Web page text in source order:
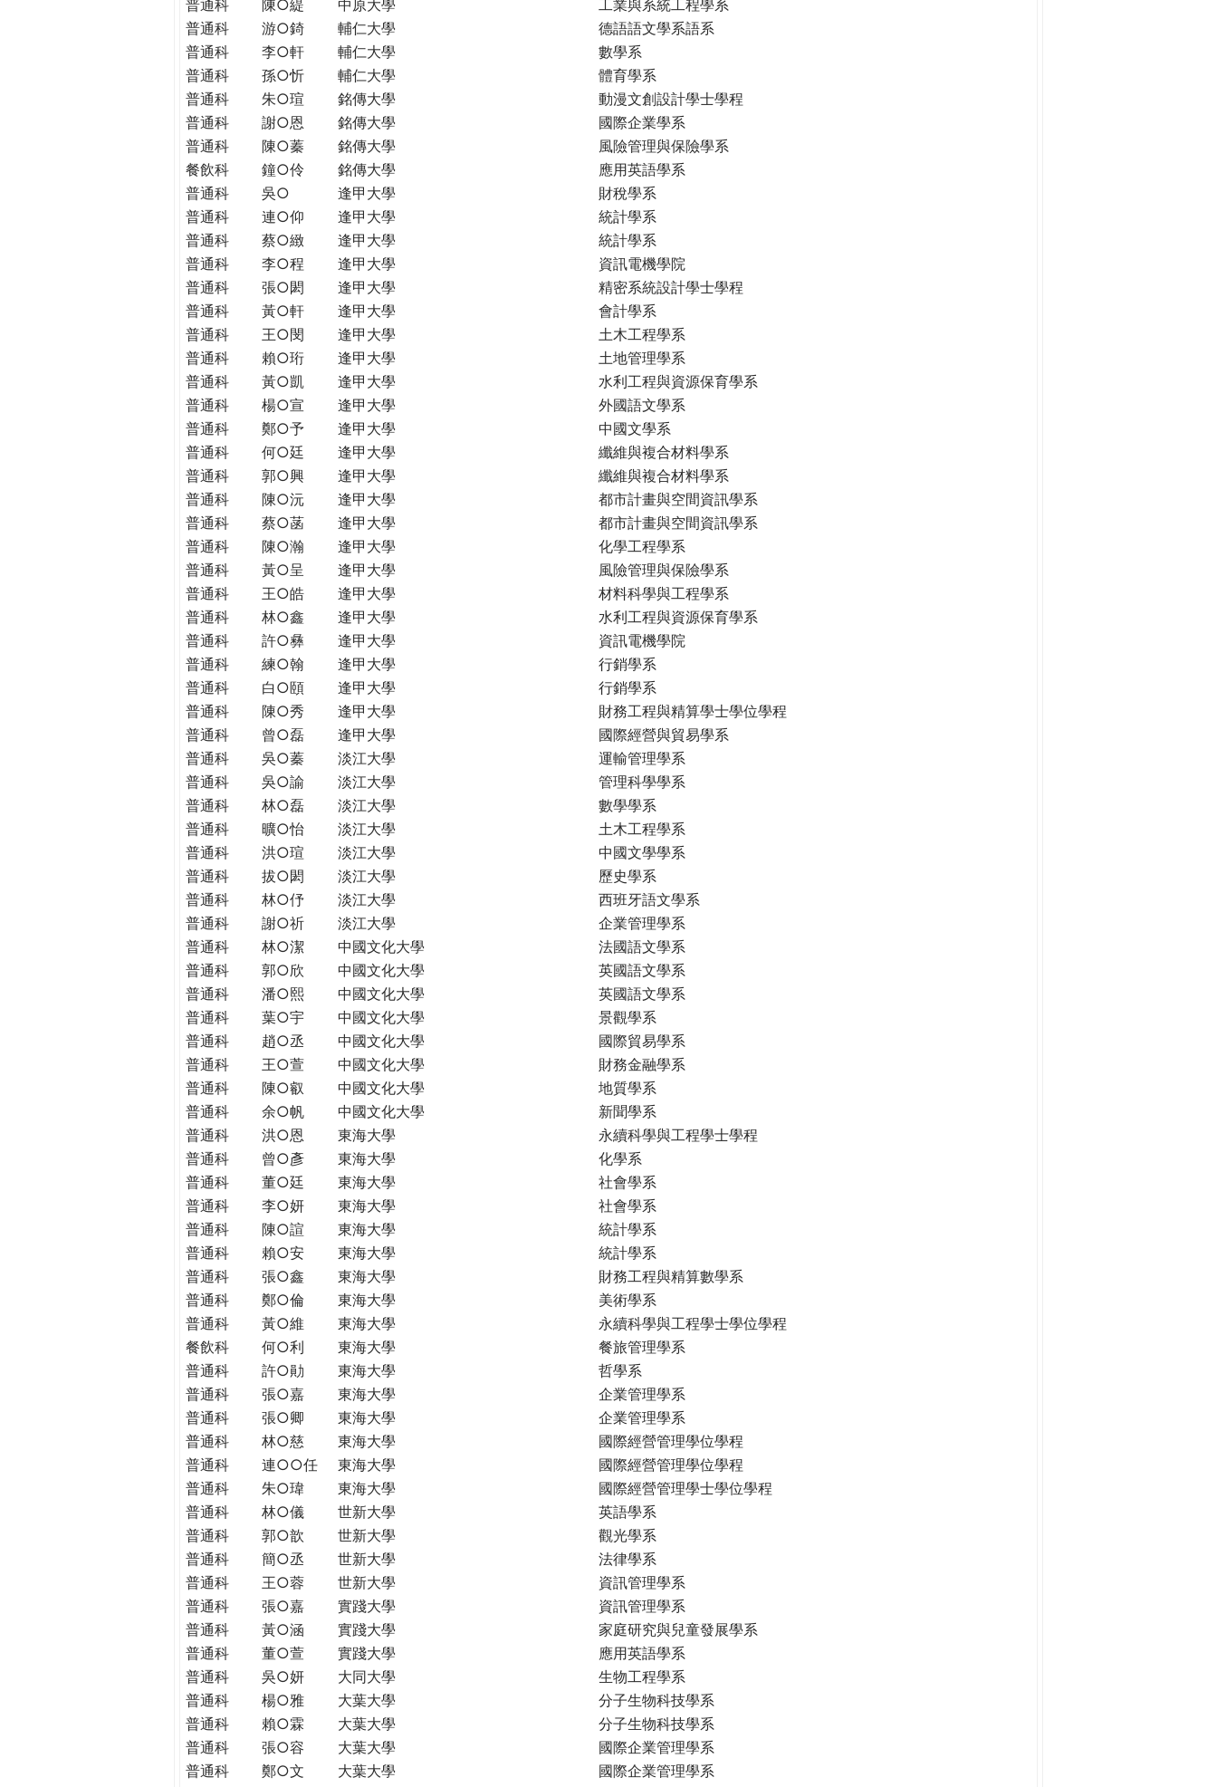
普通科
陳○緹 中原大學
工業與系統工程學系
普通科
游○錡 輔仁大學
德語語文學系語系
普通科
李○軒 輔仁大學
數學系
普通科
孫○忻 輔仁大學
體育學系
普通科
朱○瑄 銘傳大學
動漫文創設計學士學程
普通科
謝○恩 銘傳大學
國際企業學系
普通科
陳○蓁 銘傳大學
風險管理與保險學系
餐飲科
鐘○伶 銘傳大學
應用英語學系
普通科
吳○ 逢甲大學
財稅學系
普通科
連○仰 逢甲大學
統計學系
普通科
蔡○緻 逢甲大學
統計學系
普通科
李○程 逢甲大學
資訊電機學院
普通科
張○閎 逢甲大學
精密系統設計學士學程
普通科
黃○軒 逢甲大學
會計學系
普通科
王○閔 逢甲大學
土木工程學系
普通科
賴○珩 逢甲大學
土地管理學系
普通科
黃○凱 逢甲大學
水利工程與資源保育學系
普通科
楊○宣 逢甲大學
外國語文學系
普通科
鄭○予 逢甲大學
中國文學系
普通科
何○廷 逢甲大學
纖維與複合材料學系
普通科
郭○興 逢甲大學
纖維與複合材料學系
普通科
陳○沅 逢甲大學
都市計畫與空間資訊學系
普通科
蔡○菡 逢甲大學
都市計畫與空間資訊學系
普通科
陳○瀚 逢甲大學
化學工程學系
普通科
黃○呈 逢甲大學
風險管理與保險學系
普通科
王○皓 逢甲大學
材料科學與工程學系
普通科
林○鑫 逢甲大學
水利工程與資源保育學系
普通科
許○彝 逢甲大學
資訊電機學院
普通科
練○翰 逢甲大學
行銷學系
普通科
白○頤 逢甲大學
行銷學系
普通科
陳○秀 逢甲大學
財務工程與精算學士學位學程
普通科
曾○磊 逢甲大學
國際經營與貿易學系
普通科
吳○蓁 淡江大學
運輸管理學系
普通科
吳○諭 淡江大學
管理科學學系
普通科
林○磊 淡江大學
數學學系
普通科
曠○怡 淡江大學
土木工程學系
普通科
洪○瑄 淡江大學
中國文學學系
普通科
拔○閎 淡江大學
歷史學系
普通科
林○伃 淡江大學
西班牙語文學系
普通科
謝○祈 淡江大學
企業管理學系
普通科
林○潔 中國文化大學
法國語文學系
普通科
郭○欣 中國文化大學
英國語文學系
普通科
潘○熙 中國文化大學
英國語文學系
普通科
葉○宇 中國文化大學
景觀學系
普通科
趙○丞 中國文化大學
國際貿易學系
普通科
王○萱 中國文化大學
財務金融學系
普通科
陳○叡 中國文化大學
地質學系
普通科
余○帆 中國文化大學
新聞學系
普通科
洪○恩 東海大學
永續科學與工程學士學程
普通科
曾○彥 東海大學
化學系
普通科
董○廷 東海大學
社會學系
普通科
李○妍 東海大學
社會學系
普通科
陳○諠 東海大學
統計學系
普通科
賴○安 東海大學
統計學系
普通科
張○鑫 東海大學
財務工程與精算數學系
普通科
鄭○倫 東海大學
美術學系
普通科
黃○維 東海大學
永續科學與工程學士學位學程
餐飲科
何○利 東海大學
餐旅管理學系
普通科
許○勛 東海大學
哲學系
普通科
張○嘉 東海大學
企業管理學系
普通科
張○卿 東海大學
企業管理學系
普通科
林○慈 東海大學
國際經營管理學位學程
普通科
連○○任 東海大學
國際經營管理學位學程
普通科
朱○瑋 東海大學
國際經營管理學士學位學程
普通科
林○儀 世新大學
英語學系
普通科
郭○歆 世新大學
觀光學系
普通科
簡○丞 世新大學
法律學系
普通科
王○蓉 世新大學
資訊管理學系
普通科
張○嘉 實踐大學
資訊管理學系
普通科
黃○涵 實踐大學
家庭研究與兒童發展學系
普通科
董○萱 實踐大學
應用英語學系
普通科
吳○妍 大同大學
生物工程學系
普通科
楊○雅 大葉大學
分子生物科技學系
普通科
賴○霖 大葉大學
分子生物科技學系
普通科
張○容 大葉大學
國際企業管理學系
普通科
鄭○文 大葉大學
國際企業管理學系